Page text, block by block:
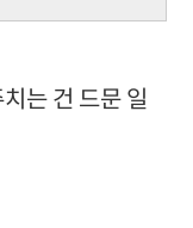
는 건 드문 일